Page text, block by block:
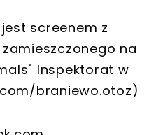
screenem z
na
Inspektorat w
braniewo.otoz)